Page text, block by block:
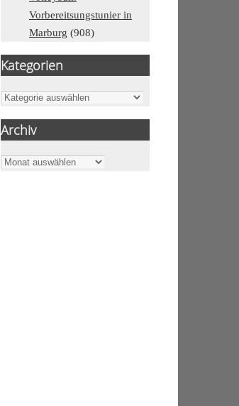
Vorbereitsungstunier in
Marburg (908)
Kategorien
Kategorien
Archiv
Archiv